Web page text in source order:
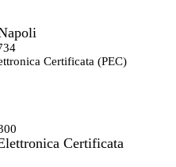
Certificata (PEC)
Certificata